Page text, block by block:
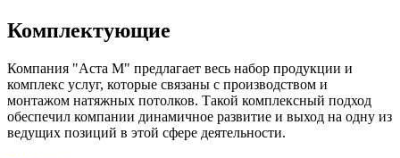
Комплектующие
Компания "Аста М" предлагает весь набор продукции и
комплекс услуг, которые связаны с производством и
монтажом натяжных потолков. Такой комплексный подход
обеспечил компании динамичное развитие и выход на одну из
ведущих позиций в этой сфере деятельности.